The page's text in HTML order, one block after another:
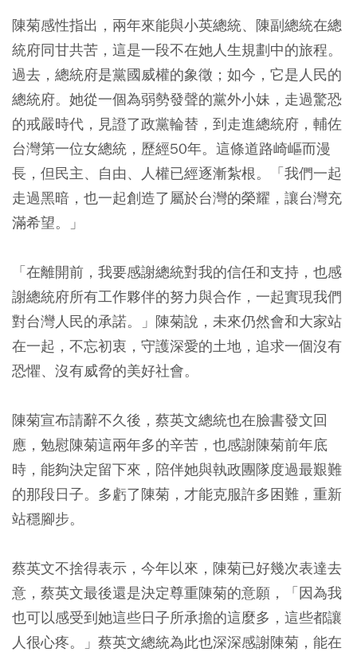
陳菊感性指出，兩年來能與小英總統、陳副總統在總
統府同甘共苦，這是一段不在她人生規劃中的旅程。
過去，總統府是黨國威權的象徵；如今，它是人民的
總統府。她從一個為弱勢發聲的黨外小妹，走過驚恐
的戒嚴時代，見證了政黨輪替，到走進總統府，輔佐
台灣第一位女總統，歷經50年。這條道路崎嶇而漫
長，但民主、自由、人權已經逐漸紮根。「我們一起
走過黑暗，也一起創造了屬於台灣的榮耀，讓台灣充
滿希望。」
「在離開前，我要感謝總統對我的信任和支持，也感
謝總統府所有工作夥伴的努力與合作，一起實現我們
對台灣人民的承諾。」陳菊說，未來仍然會和大家站
在一起，不忘初衷，守護深愛的土地，追求一個沒有
恐懼、沒有威脅的美好社會。
陳菊宣布請辭不久後，蔡英文總統也在臉書發文回
應，勉慰陳菊這兩年多的辛苦，也感謝陳菊前年底
時，能夠決定留下來，陪伴她與執政團隊度過最艱難
的那段日子。多虧了陳菊，才能克服許多困難，重新
站穩腳步。
蔡英文不捨得表示，今年以來，陳菊已好幾次表達去
意，蔡英文最後還是決定尊重陳菊的意願，「因為我
也可以感受到她這些日子所承擔的這麼多，這些都讓
人很心疼。」蔡英文總統為此也深深感謝陳菊，能在